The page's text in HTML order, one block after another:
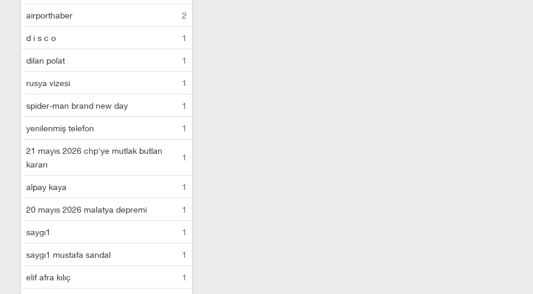
airporthaber 2
d i s c o 1
dilan polat 1
rusya vizesi 1
spider-man brand new day 1
yenilenmiş telefon 1
21 mayıs 2026 chp'ye mutlak butlan
kararı
1
alpay kaya 1
20 mayıs 2026 malatya depremi 1
saygı1 1
saygı1 mustafa sandal 1
elif afra kılıç 1